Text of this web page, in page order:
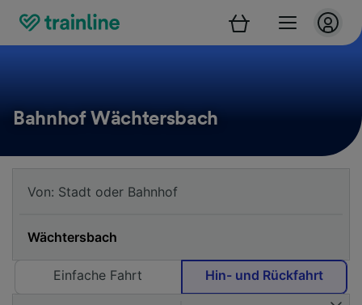
Bahnhof Wächtersbach
Einfache Fahrt Hin- und Rückfahrt